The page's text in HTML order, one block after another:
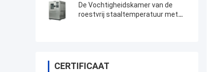
Programmeerbaar
controlemechanisme
De Vochtigheidskamer van de
roestvrij staaltemperatuur met
CERTIFICAAT